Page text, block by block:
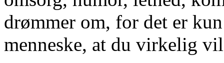
drømmer om, for det er
menneske, at du virkelig